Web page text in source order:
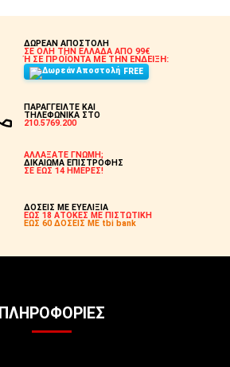
ΔΩΡΕΑΝ ΑΠΟΣΤΟΛΗ
ΣΕ ΟΛΗ ΤΗΝ ΕΛΛΑΔΑ ΑΠΟ 99€
Ή ΣΕ ΠΡΟΪΟΝΤΑ ΜΕ ΤΗΝ ΕΝΔΕΙΞΗ:
FREE
ΠΑΡΑΓΓΕΙΛΤΕ ΚΑΙ
ΤΗΛΕΦΩΝΙΚΑ ΣΤΟ
210.5769.200
ΑΛΛΑΞΑΤΕ ΓΝΩΜΗ;
ΔΙΚΑΙΩΜΑ ΕΠΙΣΤΡΟΦΗΣ
ΣΕ ΕΩΣ 14 ΗΜΕΡΕΣ!
ΔΟΣΕΙΣ ΜΕ ΕΥΕΛΙΞΙΑ
ΕΩΣ 18 ΑΤΟΚΕΣ ΜΕ ΠΙΣΤΩΤΙΚΗ
ΕΩΣ 60 ΔΟΣΕΙΣ ΜΕ tbi bank
ΠΛΗΡΟΦΟΡΊΕΣ